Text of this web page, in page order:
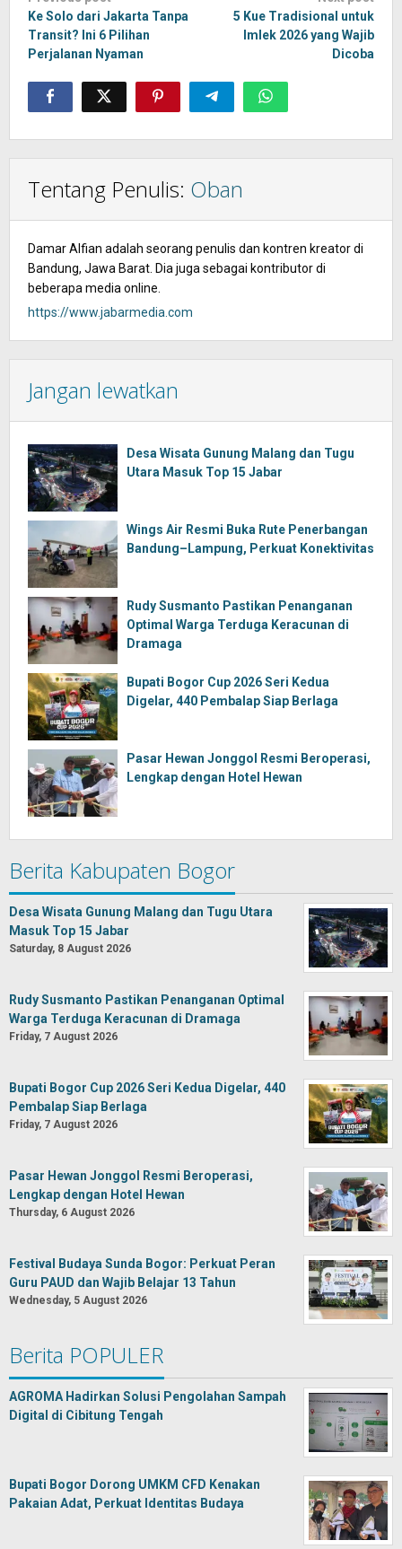
navigation
Ke Solo dari Jakarta Tanpa
Transit? Ini 6 Pilihan
Perjalanan Nyaman
5 Kue Tradisional untuk
Imlek 2026 yang Wajib
Dicoba
Tentang Penulis: Oban
Damar Alfian adalah seorang penulis dan kontren kreator di
Bandung, Jawa Barat. Dia juga sebagai kontributor di
beberapa media online.
https://www.jabarmedia.com
Jangan lewatkan
Desa Wisata Gunung Malang dan Tugu
Utara Masuk Top 15 Jabar
Wings Air Resmi Buka Rute Penerbangan
Bandung–Lampung, Perkuat Konektivitas
Rudy Susmanto Pastikan Penanganan
Optimal Warga Terduga Keracunan di
Dramaga
Bupati Bogor Cup 2026 Seri Kedua
Digelar, 440 Pembalap Siap Berlaga
Pasar Hewan Jonggol Resmi Beroperasi,
Lengkap dengan Hotel Hewan
Berita Kabupaten Bogor
Desa Wisata Gunung Malang dan Tugu Utara
Masuk Top 15 Jabar
Saturday, 8 August 2026
Rudy Susmanto Pastikan Penanganan Optimal
Warga Terduga Keracunan di Dramaga
Friday, 7 August 2026
Bupati Bogor Cup 2026 Seri Kedua Digelar, 440
Pembalap Siap Berlaga
Friday, 7 August 2026
Pasar Hewan Jonggol Resmi Beroperasi,
Lengkap dengan Hotel Hewan
Thursday, 6 August 2026
Festival Budaya Sunda Bogor: Perkuat Peran
Guru PAUD dan Wajib Belajar 13 Tahun
Wednesday, 5 August 2026
Berita POPULER
AGROMA Hadirkan Solusi Pengolahan Sampah
Digital di Cibitung Tengah
Bupati Bogor Dorong UMKM CFD Kenakan
Pakaian Adat, Perkuat Identitas Budaya